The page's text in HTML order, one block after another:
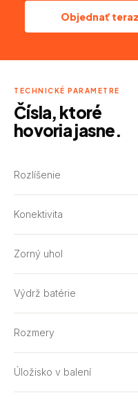
Objednať
TECHNICKÉ PARAMETRE
Čísla, ktoré
hovoria jasne.
Rozlíšenie
Konektivita
Zorný uhol
Výdrž batérie
Rozmery
Úložisko v balení